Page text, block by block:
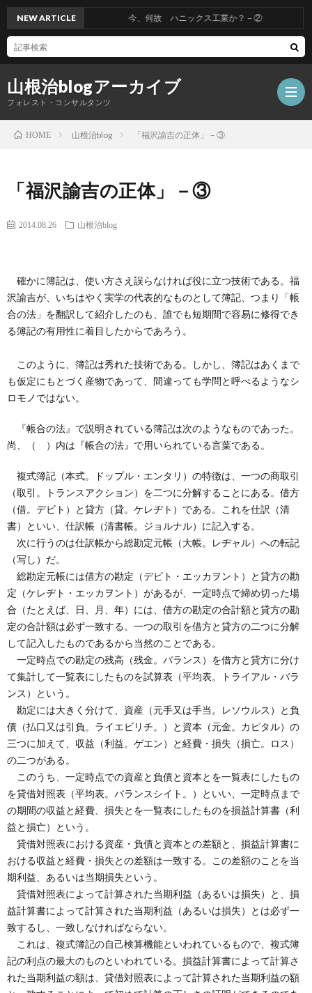
山根治blogアーカイブ
フォレスト・コンサルタンツ
を
創
根
治
会
社
NEW ARTICLE 今、何故 ハニックス工業か？－②
HOME 山根治blog 「福沢諭吉の正体」－③
「福沢諭吉の正体」－③
2014.08.26 山根治blog
確かに簿記は、使い方さえ誤らなければ役に立つ技術である。福
沢諭吉が、いちはやく実学の代表的なものとして簿記、つまり「帳
合の法」を翻訳して紹介したのも、誰でも短期間で容易に修得でき
る簿記の有用性に着目したからであろう。
このように、簿記は秀れた技術である。しかし、簿記はあくまで
も仮定にもとづく産物であって、間違っても学問と呼べるようなシ
ロモノではない。
『帳合の法』で説明されている簿記は次のようなものであった。
尚、（ ）内は『帳合の法』で用いられている言葉である。
複式簿記（本式。ドップル・エンタリ）の特徴は、一つの商取引
（取引。トランスアクション）を二つに分解することにある。借方
（借。デビト）と貸方（貸。ケレヂト）である。これを仕訳（清
書）といい、仕訳帳（清書帳。ジョルナル）に記入する。
次に行うのは仕訳帳から総勘定元帳（大帳。レヂャル）への転記
（写し）だ。
総勘定元帳には借方の勘定（デビト・エッカヲント）と貸方の勘
定（ケレヂト・エッカヲント）があるが、一定時点で締め切った場
合（たとえば、日、月、年）には、借方の勘定の合計額と貸方の勘
定の合計額は必ず一致する。一つの取引を借方と貸方の二つに分解
して記入したものであるから当然のことである。
一定時点での勘定の残高（残金。バランス）を借方と貸方に分け
て集計して一覧表にしたものを試算表（平均表。トライアル・バラ
ンス）という。
勘定には大きく分けて、資産（元手又は手当。レソウルス）と負
債（払口又は引負。ライエビリチ。）と資本（元金。カピタル）の
三つに加えて、収益（利益。ゲエン）と経費・損失（損亡。ロス）
の二つがある。
このうち、一定時点での資産と負債と資本とを一覧表にしたもの
を貸借対照表（平均表。バランスシイト。）といい、一定時点まで
の期間の収益と経費、損失とを一覧表にしたものを損益計算書（利
益と損亡）という。
貸借対照表における資産・負債と資本との差額と、損益計算書に
おける収益と経費・損失との差額は一致する。この差額のことを当
期利益、あるいは当期損失という。
貸借対照表によって計算された当期利益（あるいは損失）と、損
益計算書によって計算された当期利益（あるいは損失）とは必ず一
致するし、一致しなければならない。
これは、複式簿記の自己検算機能といわれているもので、複式簿
記の利点の最大のものといわれている。損益計算書によって計算さ
れた当期利益の額は、貸借対照表によって計算された当期利益の額